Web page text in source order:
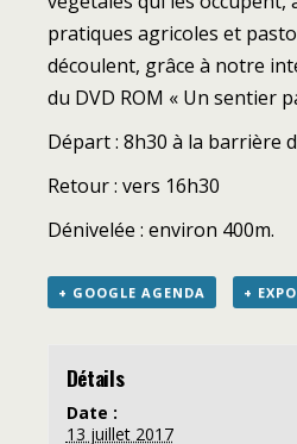
pratiques agricoles et
découlent, grâce à notre
du DVD ROM « Un sentier
Départ : 8h30 à la barrière
Retour : vers 16h30
Dénivelée : environ 400m.
+ GOOGLE AGENDA +
Détails
Date :
13 juillet 2017